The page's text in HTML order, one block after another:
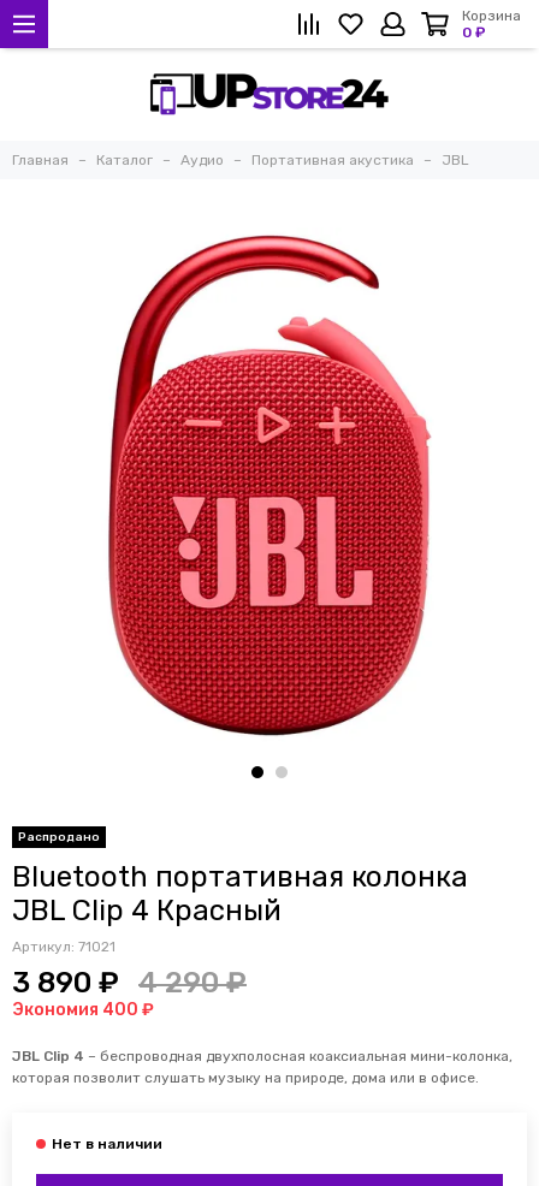
Корзина
0 ₽
Главная Каталог Аудио Портативная акустика JBL
Распродано
Bluetooth портативная колонка
JBL Clip 4 Красный
Артикул: 71021
3 890 ₽ 4 290 ₽
Экономия 400 ₽
JBL Clip 4 – беспроводная двухполосная коаксиальная мини-колонка,
которая позволит слушать музыку на природе, дома или в офисе.